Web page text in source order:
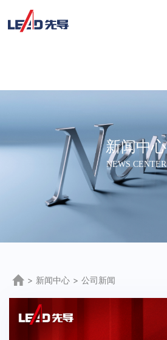
新闻中心
NEWS CENTER
> 新闻中心 > 公司新闻